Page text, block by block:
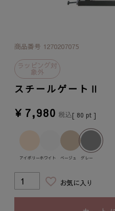
商品番号 1270207075
ラッピング対
象外
スチールゲートⅡ
¥ 7,980 税込[ 80 pt ]
アイボリーホワイト ベージュ グレー
お気に入り